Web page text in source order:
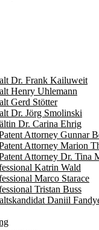
Dr. Frank Kailuweit
Henry Uhlemann
Gerd Stötter
Dr. Jörg Smolinski
Dr. Carina Ehrig
Attorney Gunnar
Attorney Marion
Attorney Dr. Tina
Katrin Wald
Marco Starace
Tristan Buss
Daniil